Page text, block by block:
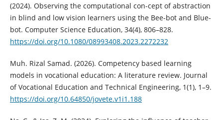
(2024). Observing the computational con-cept of abstraction
in blind and low vision learners using the Bee-bot and Blue-
bot. Computer Science Education, 34(4), 806–828.
https://doi.org/10.1080/08993408.2023.2272232
Muh. Rizal Samad. (2026). Competency based learning
models in vocational education: A literature review. Journal
of Vocational Education and Technical Engineering, 1(1), 1–9.
https://doi.org/10.64850/jovete.v1i1.188